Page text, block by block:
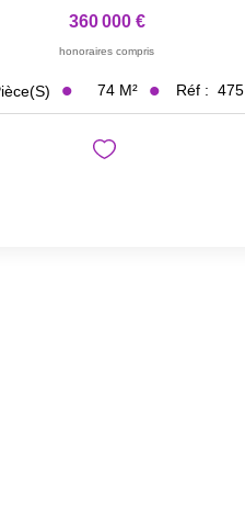
360 000 €
honoraires compris
74 M² Réf : 475